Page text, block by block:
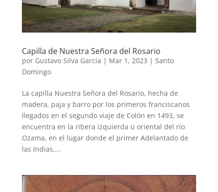
Capilla de Nuestra Señora del Rosario
por Gustavo Silva García | Mar 1, 2023 | Santo
Domingo
La capilla Nuestra Señora del Rosario, hecha de
madera, paja y barro por los primeros franciscanos
llegados en el segundo viaje de Colón en 1493, se
encuentra en la ribera izquierda u oriental del río
Ozama, en el lugar donde el primer Adelantado de
las Indias,...